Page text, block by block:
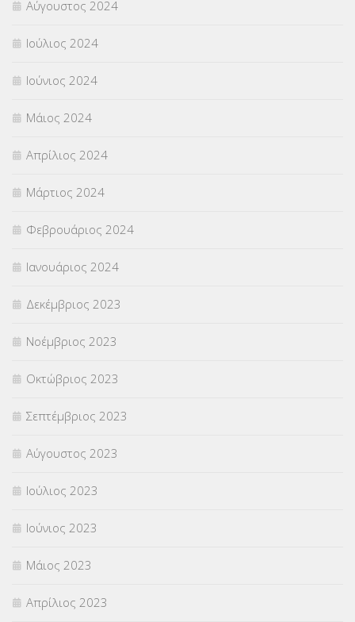
Αύγουστος 2024
Ιούλιος 2024
Ιούνιος 2024
Μάιος 2024
Απρίλιος 2024
Μάρτιος 2024
Φεβρουάριος 2024
Ιανουάριος 2024
Δεκέμβριος 2023
Νοέμβριος 2023
Οκτώβριος 2023
Σεπτέμβριος 2023
Αύγουστος 2023
Ιούλιος 2023
Ιούνιος 2023
Μάιος 2023
Απρίλιος 2023